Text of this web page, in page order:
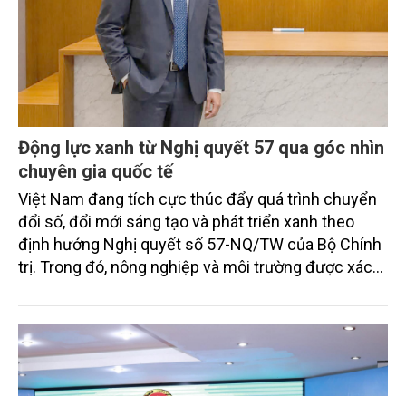
Động lực xanh từ Nghị quyết 57 qua góc nhìn
chuyên gia quốc tế
Việt Nam đang tích cực thúc đẩy quá trình chuyển
đổi số, đổi mới sáng tạo và phát triển xanh theo
định hướng Nghị quyết số 57-NQ/TW của Bộ Chính
trị. Trong đó, nông nghiệp và môi trường được xác
sắc bởi các tiến bộ công nghệ và cam kết bền vững
toàn cầu, đặc biệt là mục tiêu đưa phát thải ròng
bằng 0 (Net-Zero) vào năm 2050.